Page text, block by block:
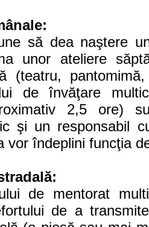
să dea naştere
unor ateliere
(teatru,
de învăţare
2,5 ore)
şi un responsabil
vor îndeplini funcţia
de mentorat
de a